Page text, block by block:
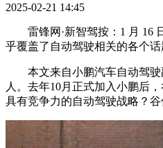
2025-02-21 14:45
雷锋网·新智驾按：1 月 16 日
乎覆盖了自动驾驶相关的各个
本文来自小鹏汽车自动驾驶
人。去年10月正式加入小鹏后
具有竞争力的自动驾驶战略？